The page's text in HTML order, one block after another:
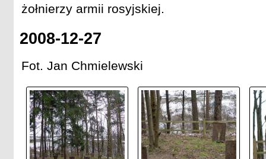
żołnierzy armii rosyjskiej.
2008-12-27
Fot. Jan Chmielewski